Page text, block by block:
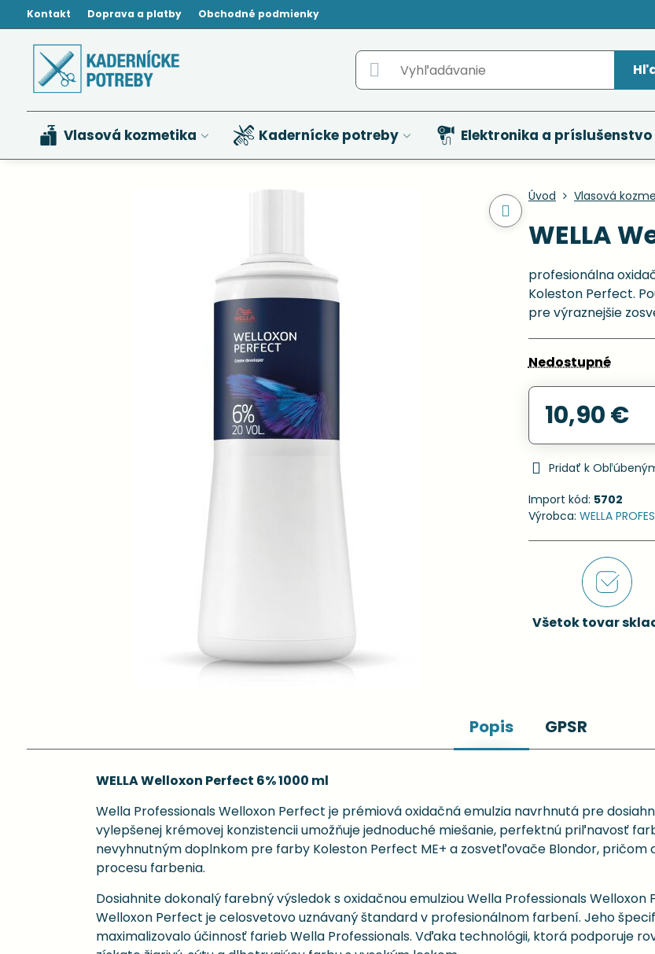
Kontakt Doprava a platby Obchodné podmienky
Vlasová kozmetika Kadernícke potreby Elektronika a príslušenstvo
Úvod Vlasová
WELLA
profesionálna
Koleston Perfect.
pre výraznejšie
Nedostupné
10,90 €
Pridať k
Import kód: 5702
Výrobca: WELLA
Všetok tovar
Popis GPSR
WELLA Welloxon Perfect 6% 1000 ml
Wella Professionals Welloxon Perfect je prémiová oxidačná emulzia navrhnutá pre
vylepšenej krémovej konzistencii umožňuje jednoduché miešanie, perfektnú priľnavosť
nevyhnutným doplnkom pre farby Koleston Perfect ME+ a zosvetľovače Blondor,
procesu farbenia.
Dosiahnite dokonalý farebný výsledok s oxidačnou emulziou Wella Professionals Welloxon
Welloxon Perfect je celosvetovo uznávaný štandard v profesionálnom farbení. Jeho
maximalizovalo účinnosť farieb Wella Professionals. Vďaka technológii, ktorá podporuje